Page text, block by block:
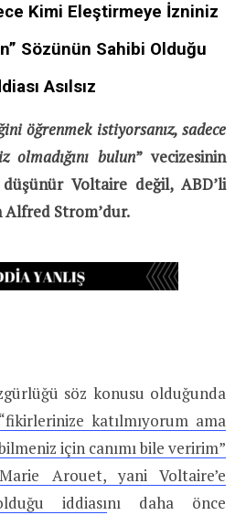
Kimi Eleştirmeye İzniniz
Sözünün Sahibi Olduğu
Asılsız
öğrenmek istiyorsanız, sadece
bulun” vecizesinin
Voltaire değil, ABD’li
Alfred Strom’dur.
söz konusu olduğunda
“fikirlerinize katılmıyorum ama
için canımı bile veririm”
Arouet, yani Voltaire’e
iddiasını daha önce